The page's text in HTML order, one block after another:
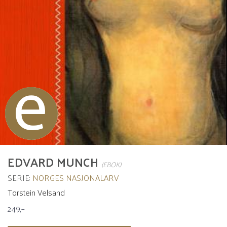
Ebok
EDVARD MUNCH (EBOK)
SERIE: NORGES NASJONALARV
Torstein Velsand
249,–